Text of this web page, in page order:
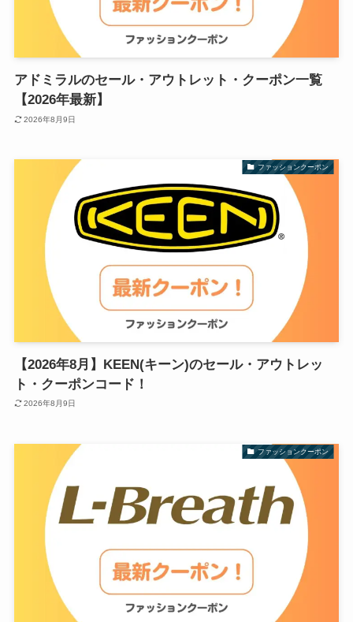
アドミラルのセール・アウトレット・クーポン一覧
【2026年最新】
2026年8月9日
ファッションクーポン
【2026年8月】KEEN(キーン)のセール・アウトレッ
ト・クーポンコード！
2026年8月9日
ファッションクーポン